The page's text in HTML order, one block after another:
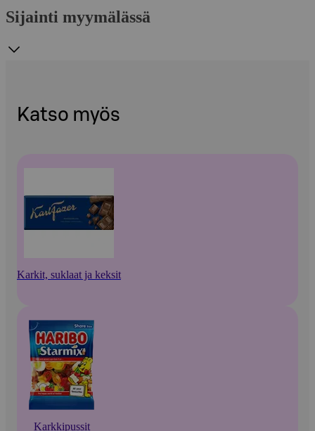
Sijainti myymälässä
Katso myös
Karkit, suklaat ja keksit
Karkkipussit